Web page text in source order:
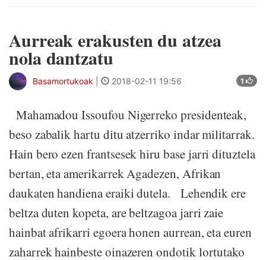
Aurreak erakusten du atzea
nola dantzatu
1
Basamortukoak 2018-02-11 19:56
Mahamadou Issoufou Nigerreko presidenteak,
beso zabalik hartu ditu atzerriko indar militarrak.
Hain bero ezen frantsesek hiru base jarri dituztela
bertan, eta amerikarrek Agadezen, Afrikan
daukaten handiena eraiki dutela. Lehendik ere
beltza duten kopeta, are beltzagoa jarri zaie
hainbat afrikarri egoera honen aurrean, eta euren
zaharrek hainbeste oinazeren ondotik lortutako